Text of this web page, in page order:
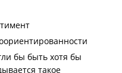
дополнительно.
ассортимент,
хочется, хоть и
бы быть хотя бы
такое